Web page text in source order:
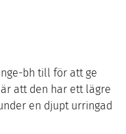
bh till för att ge
att den har ett lägre
en djupt urringad